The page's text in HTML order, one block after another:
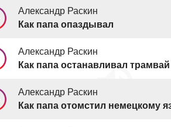
Александр Раскин
Как папа опаздывал
Александр Раскин
Как папа останавливал трамвай
Александр Раскин
Как папа отомстил немецкому